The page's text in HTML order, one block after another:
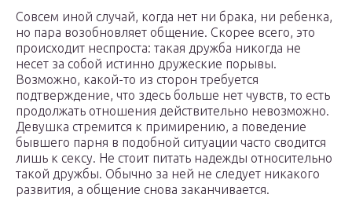
Совсем иной случай, когда нет ни брака, ни ребенка,
но пара возобновляет общение. Скорее всего, это
происходит неспроста: такая дружба никогда не
несет за собой истинно дружеские порывы.
Возможно, какой-то из сторон требуется
подтверждение, что здесь больше нет чувств, то есть
продолжать отношения действительно невозможно.
Девушка стремится к примирению, а поведение
бывшего парня в подобной ситуации часто сводится
лишь к сексу. Не стоит питать надежды относительно
такой дружбы. Обычно за ней не следует никакого
развития, а общение снова заканчивается.